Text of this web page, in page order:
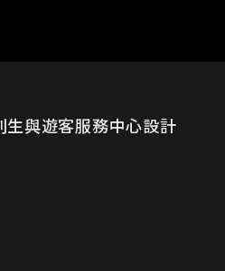
生與遊客服務中心設計